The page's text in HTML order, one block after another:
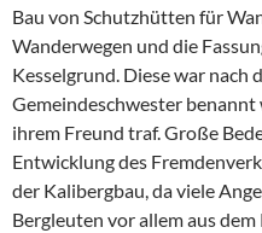
Bau von Schutzhütten für
Wanderwegen und die
Kesselgrund. Diese war nach
Gemeindeschwester
ihrem Freund traf. Große
Entwicklung des
der Kalibergbau, da viele
Bergleuten vor allem aus